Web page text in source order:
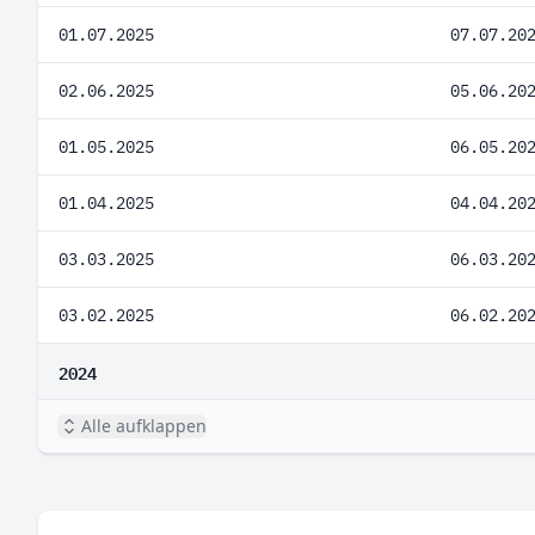
01.07.2025
02.06.2025
01.05.2025
01.04.2025
03.03.2025
03.02.2025
2024
Alle aufklappen